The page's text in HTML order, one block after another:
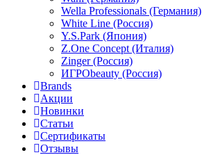
Wella Professionals (Германия)
White Line (Россия)
Y.S.Park (Япония)
Z.One Concept (Италия)
Zinger (Россия)
ИГРОbeauty (Россия)
Brands
Акции
Новинки
Статьи
Сертификаты
Отзывы